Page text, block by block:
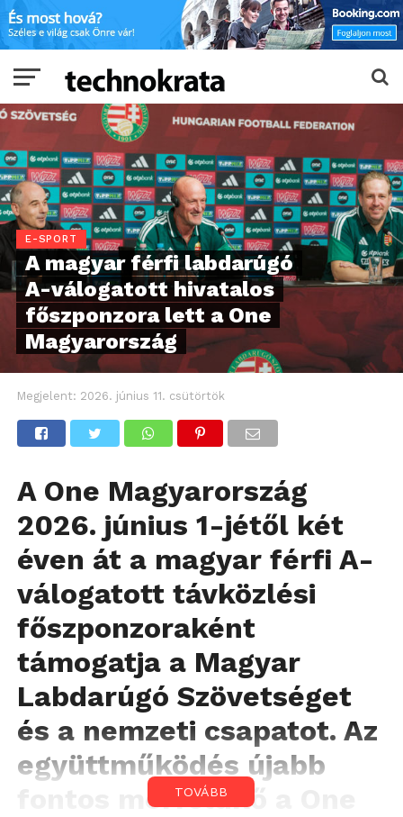
E-SPORT
A magyar férfi labdarúgó
A-válogatott hivatalos
főszponzora lett a One
Magyarország
Megjelent: 2026. június 11. csütörtök
A One Magyarország
2026. június 1-jétől két
éven át a magyar férfi A-
válogatott távközlési
főszponzoraként
támogatja a Magyar
Labdarúgó Szövetséget
és a nemzeti csapatot. Az
együttműködés újabb
fontos mérföldkő a One
TOVÁBB